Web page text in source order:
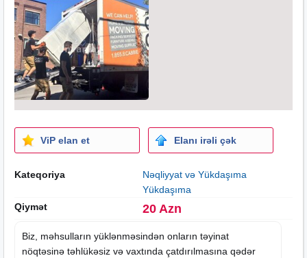
ViP elan et Elanı irəli çək
Kateqoriya
Nəqliyyat və Yükdaşıma
Yükdaşıma
Qiymət
20 Azn
Biz, məhsulların yüklənməsindən onların təyinat
nöqtəsinə təhlükəsiz və vaxtında çatdırılmasına qədər